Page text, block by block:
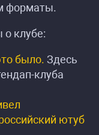
форматы.
клубе:
было. Здесь
клуба
ютуб